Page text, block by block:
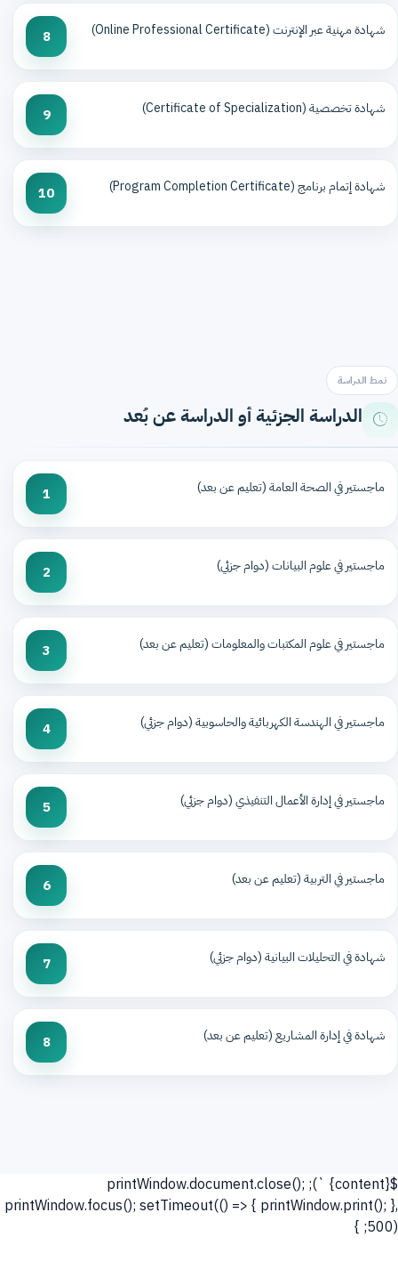
شهادة مهنية عبر الإنترنت (Online Professional Certificate) 8
شهادة تخصصية (Certificate of Specialization) 9
شهادة إتمام برنامج (Program Completion Certificate) 10
نمط الدراسة
الدراسة الجزئية أو الدراسة عن بُعد
ماجستير في الصحة العامة (تعليم عن بعد) 1
ماجستير في علوم البيانات (دوام جزئي) 2
ماجستير في علوم المكتبات والمعلومات (تعليم عن بعد) 3
ماجستير في الهندسة الكهربائية والحاسوبية (دوام جزئي) 4
ماجستير في إدارة الأعمال التنفيذي (دوام جزئي) 5
ماجستير في التربية (تعليم عن بعد) 6
شهادة في التحليلات البيانية (دوام جزئي) 7
شهادة في إدارة المشاريع (تعليم عن بعد) 8
${content}
`); printWindow.document.close();
printWindow.focus(); setTimeout(() => { printWindow.print(); },
500); }